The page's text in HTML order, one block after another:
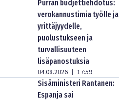
Purran budjettiehdotus:
verokannustimia työlle ja
yrittäjyydelle,
puolustukseen ja
turvallisuuteen
lisäpanostuksia
04.08.2026 | 17:59
Sisäministeri Rantanen:
Espanja sai